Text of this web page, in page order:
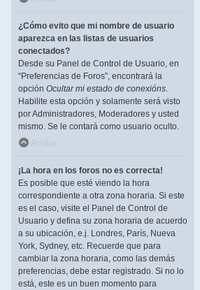
¿Cómo evito que mi nombre de usuario
aparezca en las listas de usuarios
conectados?
Desde su Panel de Control de Usuario, en
“Preferencias de Foros”, encontrará la
opción Ocultar mi estado de conexións.
Habilite esta opción y solamente será visto
por Administradores, Moderadores y usted
mismo. Se le contará como usuario oculto.
Arriba
¡La hora en los foros no es correcta!
Es posible que esté viendo la hora
correspondiente a otra zona horaria. Si este
es el caso, visite el Panel de Control de
Usuario y defina su zona horaria de acuerdo
a su ubicación, e.j. Londres, París, Nueva
York, Sydney, etc. Recuerde que para
cambiar la zona horaria, como las demás
preferencias, debe estar registrado. Si no lo
está, este es un buen momento para